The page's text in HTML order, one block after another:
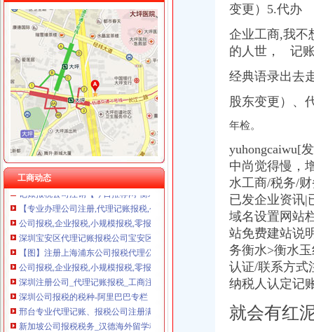
工商动态
报税公司
【会计公司聘报税会计及学员】-临沂兰山易登网
美国公司报税流程-美国记帐报税-香港骏诚商务有限公司
【福州公司注册、记账报税、公司注销】-台江中亭街易登网
厦门公司记帐报税|厦门代办公司注册设立|厦门财务咨询|厦门公司注册_
专业公司注册、代理记账报税、公司变更、注销、年报【今日推荐网-
【长沙工商注册,记账报税,公司变更,年检等服务】-天心南湖路易
专业公司注册、代理记账报税、公司变更、注销、年报-临沂便民网
记账报税公司注销【今日推荐网-衡水工商/税务/财务】
【专业办理公司注册,代理记账报税,公司信息变更】-惠淡水易登网
公司报税,企业报税,小规模报税,零报税,-舟山58同城
深圳宝安区代理记账报税公司宝安区财务
【图】注册上海浦东公司报税代理公司-上海浦东会计/审计-分类168信
公司报税,企业报税,小规模报税,零报税,-舟山58同城
深圳注册公司_代理记账报税_工商注册_商标注册_同兴财税-专注于企
深圳公司报税的税种-阿里巴巴专栏
邢台专业代理记账、报税公司注册满意服务-邢台58同城
新加坡公司报税税务_汉德海外留学移民咨询
深圳记账报税|一般纳税人申报|深圳企业注册|深圳企业纳税申报-深圳市
变更）5.代办
企业工商,我不
的人世， 记
经典语录出去
股东变更）、
年检。
yuhongcaiwu[
中尚觉得慢，
水工商/税务/
已发企业资讯|
域名设置网站
站免费建站说
务衡水>衡水
认证/联系方式
纳税人认定记
就会有红